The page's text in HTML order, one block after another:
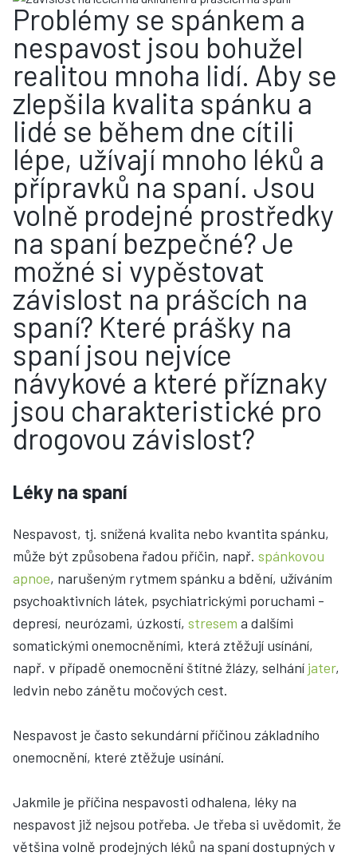
Problémy se spánkem a
nespavost jsou bohužel
realitou mnoha lidí. Aby se
zlepšila kvalita spánku a
lidé se během dne cítili
lépe, užívají mnoho léků a
přípravků na spaní. Jsou
volně prodejné prostředky
na spaní bezpečné? Je
možné si vypěstovat
závislost na prášcích na
spaní? Které prášky na
spaní jsou nejvíce
návykové a které příznaky
jsou charakteristické pro
drogovou závislost?
Léky na spaní
Nespavost, tj. snížená kvalita nebo kvantita spánku,
může být způsobena řadou příčin, např. spánkovou
apnoe, narušeným rytmem spánku a bdění, užíváním
psychoaktivních látek, psychiatrickými poruchami -
depresí, neurózami, úzkostí, stresem a dalšími
somatickými onemocněními, která ztěžují usínání,
např. v případě onemocnění štítné žlázy, selhání jater,
ledvin nebo zánětu močových cest.
Nespavost je často sekundární příčinou základního
onemocnění, které ztěžuje usínání.
Jakmile je příčina nespavosti odhalena, léky na
nespavost již nejsou potřeba. Je třeba si uvědomit, že
většina volně prodejných léků na spaní dostupných v